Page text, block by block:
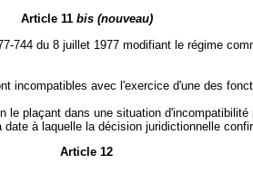
Article 11 bis (nouveau)
744 du 8 juillet 1977 modifiant le régime
incompatibles avec l'exercice d'une des
plaçant dans une situation
à laquelle la décision juridictionnelle
Article 12